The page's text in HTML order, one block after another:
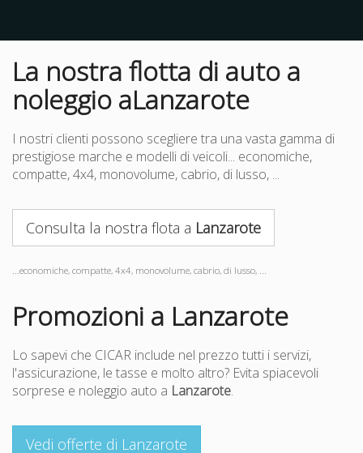
La nostra flotta di auto a
noleggio aLanzarote
I nostri clienti possono scegliere tra una vasta gamma di
prestigiose marche e modelli di veicoli... economiche,
compatte, 4x4, monovolume, cabrio, di lusso, ...
Consulta la nostra flota a Lanzarote
...economiche, compatte, 4x4, monovolume, cabrio, di lusso, ...
Promozioni a Lanzarote
Lo sapevi che CICAR include nel prezzo tutti i servizi,
l'assicurazione, le tasse e molto altro? Evita spiacevoli
sorprese e noleggio auto a Lanzarote.
Vedi offerte di Lanzarote